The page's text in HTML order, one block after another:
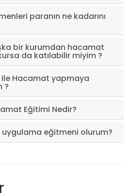
paranın ne kadarını
bir kurumdan hacamat
da katılabilir miyim ?
ile Hacamat yapmaya
?
Eğitimi Nedir?
uygulama eğitmeni olurum?